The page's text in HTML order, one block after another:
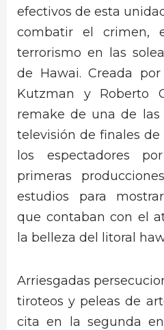
efectivos de esta
combatir el crimen,
terrorismo en las
de Hawai. Creada
Kutzman y Roberto
remake de una de
televisión de finales
los espectadores
primeras
estudios para
que contaban con el
la belleza del litoral
Arriesgadas
tiroteos y peleas de
cita en la segunda